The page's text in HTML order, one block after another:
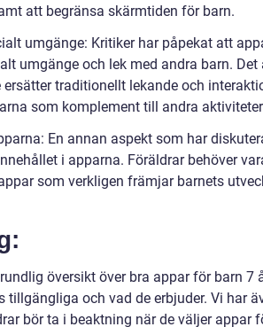
att begränsa skärmtiden för barn.
umgänge: Kritiker har påpekat att
umgänge och lek med andra barn. Det
traditionellt lekande och
som komplement till andra
En annan aspekt som har
i apparna. Föräldrar behöver
som verkligen främjar barnets
översikt över bra appar för barn 7
och vad de erbjuder. Vi har
bör ta i beaktning när de väljer appar